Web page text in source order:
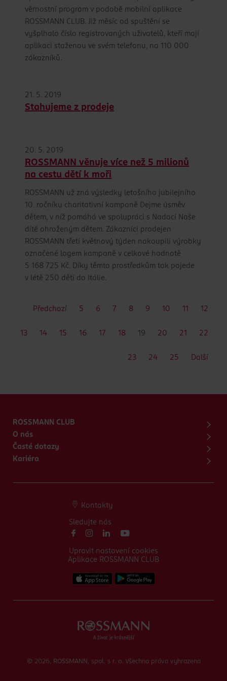
věrnostní program v podobě mobilní aplikace
ROSSMANN CLUB. Již měsíc od spuštění se
vyšplhalo číslo registrovaných uživatelů, kteří mají
aplikaci staženou ve svém telefonu, na 110 000
zákazníků.
21. 5. 2019
Stahujeme z prodeje
20. 5. 2019
ROSSMANN věnuje více než 5 milionů
na cestu dětí k moři
ROSSMANN už zná výsledky letošního jubilejního
10. ročníku charitativní kampaně Dejme úsměv
dětem, v níž pomáhá ve spolupráci s Nadací Naše
dítě ohroženým dětem. Zákazníci prodejen
ROSSMANN třetí květnový týden nakoupili výrobky
označené logem kampaně v celkové hodnotě
5 168 725 Kč. Díky těmto prostředkům tak pojede
v létě 250 dětí do Itálie.
Předchozí 5 6 7 8 9 10 11 12
13 14 15 16 17 18 19 20 21 22
23 24 25 Další
ROSSMANN CLUB
O nás
Časté dotazy
Kariéra
Aplikace ROSSMANN CLUB
Kontakty
Sledujte nás
Upravit nastavení cookies
© 2026, ROSSMANN, spol. s r. o. Všechna práva vyhrazena